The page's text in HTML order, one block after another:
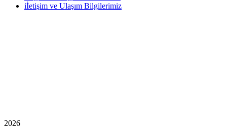
iİetişim ve Ulaşım Bilgilerimiz
2026